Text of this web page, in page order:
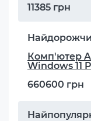
11385 грн
Комп'ютер
Windows 11
660600 грн